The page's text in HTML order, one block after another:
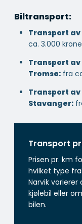
Biltransport:
Transport
ca. 3.000
Transport
Tromsø: fra
Transport
Stavanger:
Transport
Prisen pr. km
hvilket type
Narvik
kjølebil eller
bilen.